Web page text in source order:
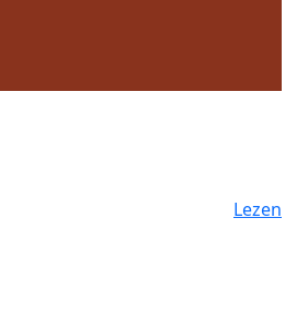
Lezen